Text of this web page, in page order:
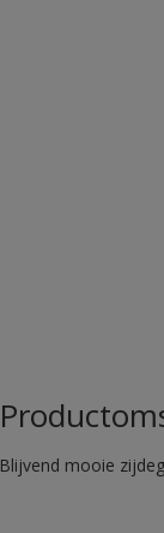
Blijvend mooie